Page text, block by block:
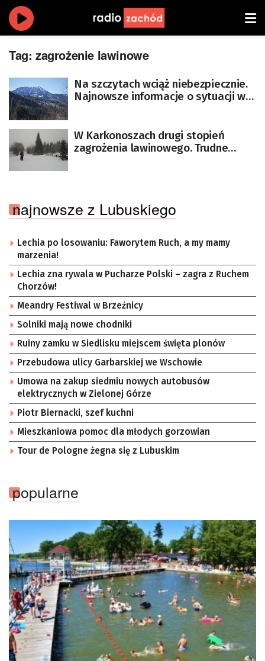
Tag: zagrożenie lawinowe
Na szczytach wciąż niebezpiecznie.
Najnowsze informacje o sytuacji w
W Karkonoszach drugi stopień
zagrożenia lawinowego. Trudne
najnowsze z Lubuskiego
Lechia po losowaniu: Faworytem Ruch, a my mamy
marzenia!
Lechia zna rywala w Pucharze Polski – zagra z Ruchem
Chorzów!
Meandry Festiwal w Brzeźnicy
Solniki mają nowe chodniki
Ruiny zamku w Siedlisku miejscem święta plonów
Przebudowa ulicy Garbarskiej we Wschowie
Umowa na zakup siedmiu nowych autobusów
elektrycznych w Zielonej Górze
Piotr Biernacki, szef kuchni
Mieszkaniowa pomoc dla młodych gorzowian
Tour de Pologne żegna się z Lubuskim
popularne